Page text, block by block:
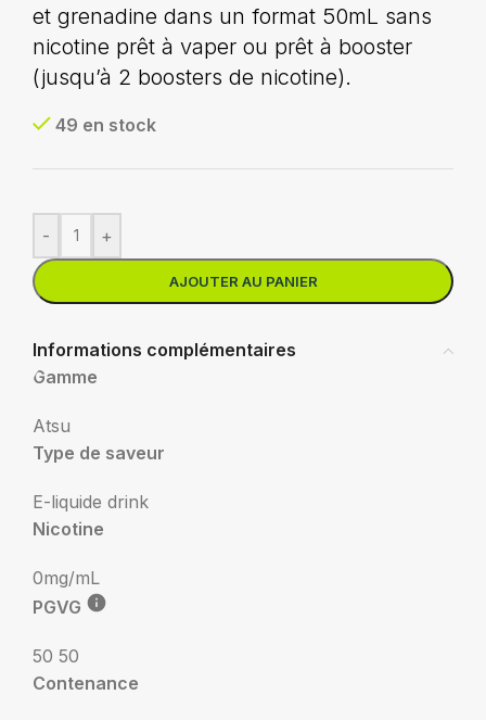
et grenadine dans un format 50mL sans
nicotine prêt à vaper ou prêt à booster
(jusqu’à 2 boosters de nicotine).
49 en stock
- +
AJOUTER AU PANIER
Informations complémentaires
Gamme
Atsu
Type de saveur
E-liquide drink
Nicotine
0mg/mL
PGVG
50 50
Contenance